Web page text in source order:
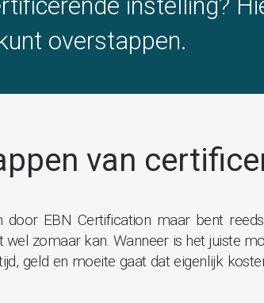
instelling?
overstappen.
van
EBN Certification maar bent
wel zomaar kan. Wanneer is het juiste
geld en moeite gaat dat eigenlijk